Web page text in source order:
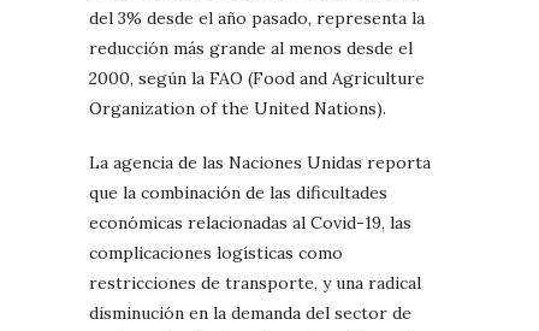
del 3% desde el año pasado, representa la
reducción más grande al menos desde el
2000, según la FAO (Food and Agriculture
Organization of the United Nations).
La agencia de las Naciones Unidas reporta
que la combinación de las dificultades
económicas relacionadas al Covid-19, las
complicaciones logísticas como
restricciones de transporte, y una radical
disminución en la demanda del sector de